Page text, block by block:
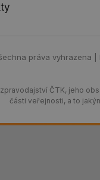
práva vyhrazena |
ČTK, jeho
části veřejnosti, a to